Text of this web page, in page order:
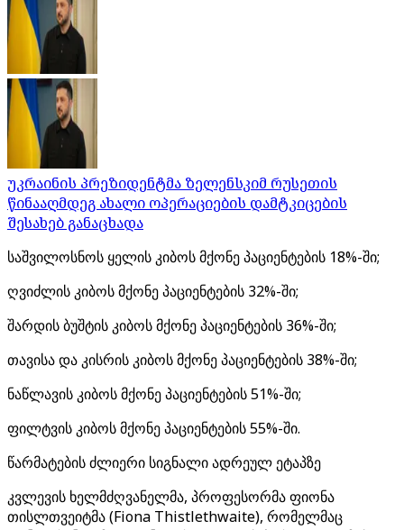
უკრაინის პრეზიდენტმა ზელენსკიმ რუსეთის
წინააღმდეგ ახალი ოპერაციების დამტკიცების
შესახებ განაცხადა
საშვილოსნოს ყელის კიბოს მქონე პაციენტების 18%-ში;
ღვიძლის კიბოს მქონე პაციენტების 32%-ში;
შარდის ბუშტის კიბოს მქონე პაციენტების 36%-ში;
თავისა და კისრის კიბოს მქონე პაციენტების 38%-ში;
ნაწლავის კიბოს მქონე პაციენტების 51%-ში;
ფილტვის კიბოს მქონე პაციენტების 55%-ში.
წარმატების ძლიერი სიგნალი ადრეულ ეტაპზე
კვლევის ხელმძღვანელმა, პროფესორმა ფიონა
თისლთვეიტმა (Fiona Thistlethwaite), რომელმაც